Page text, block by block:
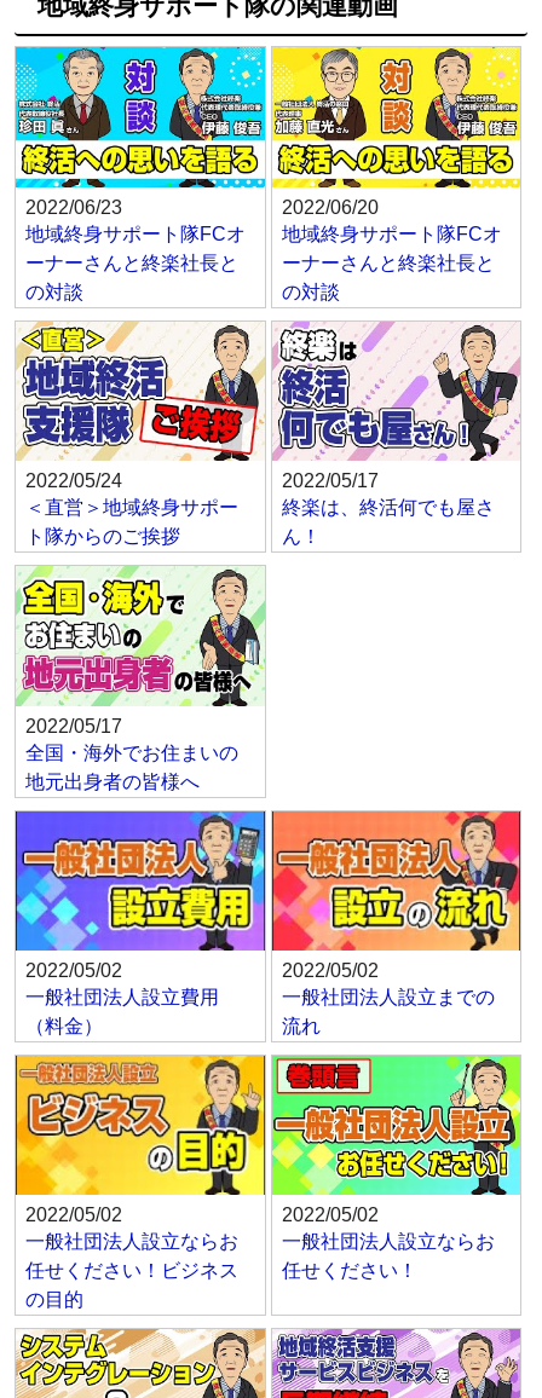
2022/06/23
地域終身サポート隊FCオ
ーナーさんと終楽社長と
の対談
2022/06/20
地域終身サポート隊FCオ
ーナーさんと終楽社長と
の対談
2022/05/24
＜直営＞地域終身サポー
ト隊からのご挨拶
2022/05/17
終楽は、終活何でも屋さ
ん！
2022/05/17
全国・海外でお住まいの
地元出身者の皆様へ
2022/05/02
一般社団法人設立費用
（料金）
2022/05/02
一般社団法人設立までの
流れ
2022/05/02
一般社団法人設立ならお
任せください！ビジネス
の目的
2022/05/02
一般社団法人設立ならお
任せください！